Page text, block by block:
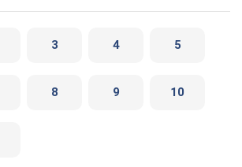
3 4 5
8 9 10